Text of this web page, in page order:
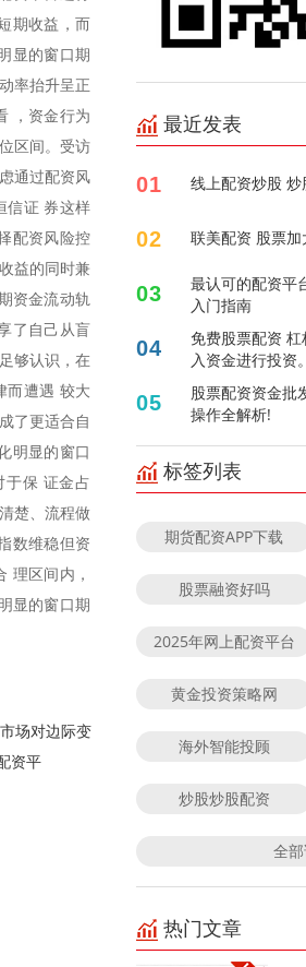
期收益，而
显的窗口期
率抬升呈正
，资金行为
区间。受访
通过配资风
信证 券这样
配资风险控
益的同时兼
资金流动轨
了自己从盲
够认识，在
而遭遇 较大
了更适合自
明显的窗口
于保 证金占
楚、流程做
数维稳但资
理区间内，
显的窗口期
场对边际变
资平
最近发表
01 线上配资炒股
02 联美配资 股票加
03
最认可的配资平
入门指南
04
免费股票配资
入资金进行投资。
05
股票配资资金批
操作全解析!
标签列表
期货配资APP下载
股票融资好吗
2025年网上配资平台
黄金投资策略网
海外智能投顾
炒股炒股配资
全
热门文章